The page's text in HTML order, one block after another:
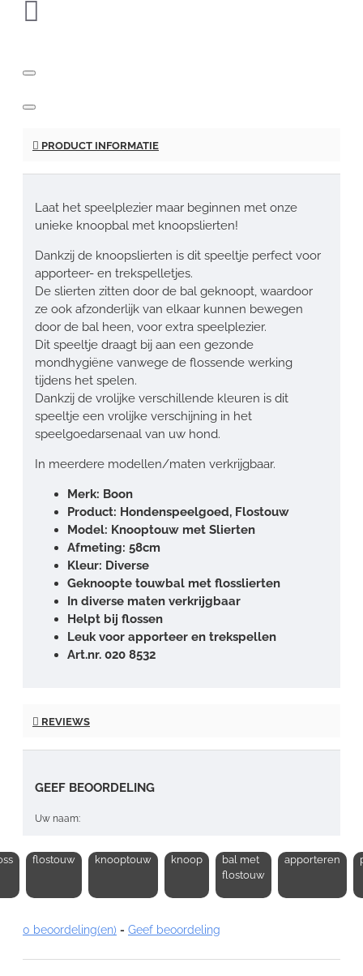
PRODUCT INFORMATIE
Laat het speelplezier maar beginnen met onze
unieke knoopbal met knoopslierten!
Dankzij de knoopslierten is dit speeltje perfect voor
apporteer- en trekspelletjes.
De slierten zitten door de bal geknoopt, waardoor
ze ook afzonderlijk van elkaar kunnen bewegen
door de bal heen, voor extra speelplezier.
Dit speeltje draagt bij aan een gezonde
mondhygiëne vanwege de flossende werking
tijdens het spelen.
Dankzij de vrolijke verschillende kleuren is dit
speeltje een vrolijke verschijning in het
speelgoedarsenaal van uw hond.
In meerdere modellen/maten verkrijgbaar.
Merk: Boon
Product: Hondenspeelgoed, Flostouw
Model: Knooptouw met Slierten
Afmeting: 58cm
Kleur: Diverse
Geknoopte touwbal met flosslierten
In diverse maten verkrijgbaar
Helpt bij flossen
Leuk voor apporteer en trekspellen
Art.nr. 020 8532
REVIEWS
GEEF BEOORDELING
Uw naam:
flostouw knooptouw knoop
bal met
flostouw
apporteren
0 beoordeling(en) - Geef beoordeling